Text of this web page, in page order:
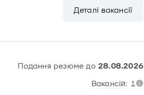
Деталі вакансії
Подання резюме до 28.08.2026
Вакансій: 1